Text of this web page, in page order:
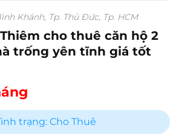
Khánh, Tp. Thủ Đức, Tp. HCM
cho thuê căn hộ 2
trống yên tĩnh giá tốt
trạng: Cho Thuê